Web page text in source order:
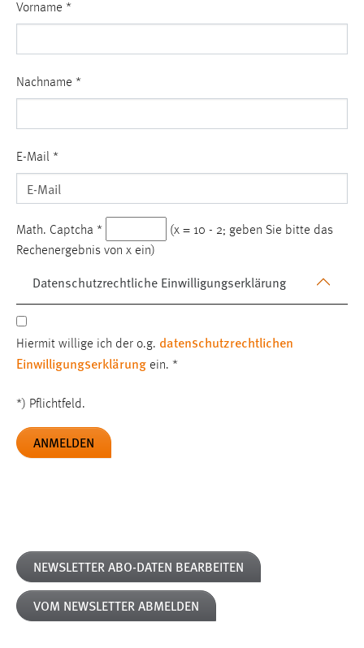
Vorname *
Nachname *
E-Mail *
Math. Captcha *
(x = 10 - 2; geben Sie bitte das
Rechenergebnis von x ein)
Datenschutzrechtliche Einwilligungserklärung
Hiermit willige ich der o.g. datenschutzrechtlichen
Einwilligungserklärung ein. *
*) Pflichtfeld.
NEWSLETTER ABO-DATEN BEARBEITEN
VOM NEWSLETTER ABMELDEN
Cookie Laufzeit:
Facebook Pixel
Name:
Anbieter:
Facebook
Zweck:
Conversion-Tracking
3 Monate
EXTERNE MEDIEN
Plattformen anzeigen zu können, werden von diesen
YouTube